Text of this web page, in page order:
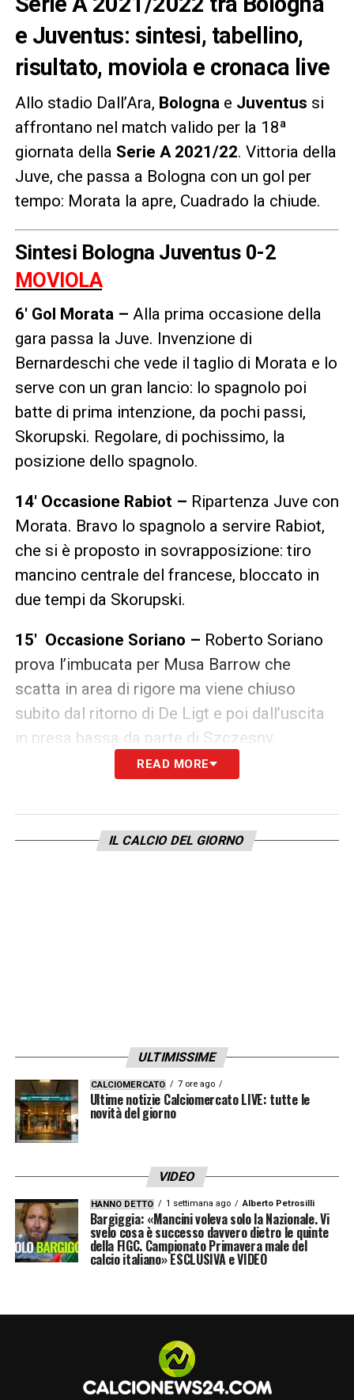
e Juventus: sintesi, tabellino,
risultato, moviola e cronaca live
Allo stadio Dall’Ara, Bologna e Juventus si
affrontano nel match valido per la 18ª
giornata della Serie A 2021/22. Vittoria della
Juve, che passa a Bologna con un gol per
tempo: Morata la apre, Cuadrado la chiude.
Sintesi Bologna Juventus 0-2
MOVIOLA
6′ Gol Morata – Alla prima occasione della
gara passa la Juve. Invenzione di
Bernardeschi che vede il taglio di Morata e lo
serve con un gran lancio: lo spagnolo poi
batte di prima intenzione, da pochi passi,
Skorupski. Regolare, di pochissimo, la
posizione dello spagnolo.
14′ Occasione Rabiot – Ripartenza Juve con
Morata. Bravo lo spagnolo a servire Rabiot,
che si è proposto in sovrapposizione: tiro
mancino centrale del francese, bloccato in
due tempi da Skorupski.
15′ Occasione Soriano – Roberto Soriano
prova l’imbucata per Musa Barrow che
scatta in area di rigore ma viene chiuso
subito dal ritorno di De Ligt e poi dall’uscita
in presa bassa da parte di Szczesny.
16′ Occasione Morata –Ancora la Juve in
McKennie, palla centrale per Morata che
però non dà forza alla conclusione.
sulla respinta si avventa Svanberg che tenta
la rovesciata, con la palla che finisce fuori
ma non di molto.
28′ Tiro Barrow –
Soriano intercetta. La palla arriva a Barrow
che salta Cuadrado e calcia forte col
mancino, non inquadrando lo specchio della
porta.
difesa della Juventus è sempre molto
attenta e riesce a liberare senza grossi
READ MORE
IL CALCIO DEL GIORNO
ULTIMISSIME
CALCIOMERCATO 7 ore ago
Ultime notizie Calciomercato LIVE: tutte le
novità del giorno
VIDEO
HANNO DETTO 1 settimana ago Alberto Petrosilli
Bargiggia: «Mancini voleva solo la Nazionale. Vi
svelo cosa è successo davvero dietro le quinte
della FIGC. Campionato Primavera male del
calcio italiano» ESCLUSIVA e VIDEO